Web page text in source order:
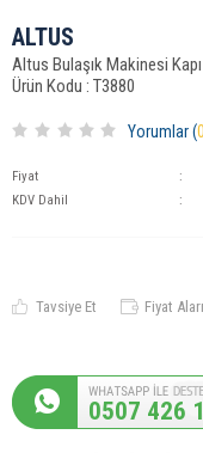
ALTUS
Altus Bulaşık Makinesi Kapı
Ürün Kodu : T3880
Yorumlar (0
Fiyat :
KDV Dahil :
Tavsiye Et Fiyat
0507 426